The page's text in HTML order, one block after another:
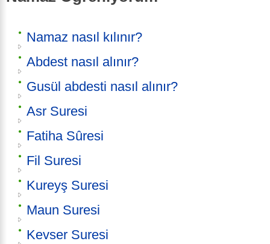
Namaz nasıl kılınır?
Abdest nasıl alınır?
Gusül abdesti nasıl alınır?
Asr Suresi
Fatiha Sûresi
Fil Suresi
Kureyş Suresi
Maun Suresi
Kevser Suresi